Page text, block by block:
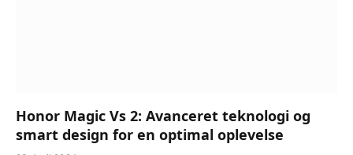
Honor Magic Vs 2: Avanceret teknologi og
smart design for en optimal oplevelse